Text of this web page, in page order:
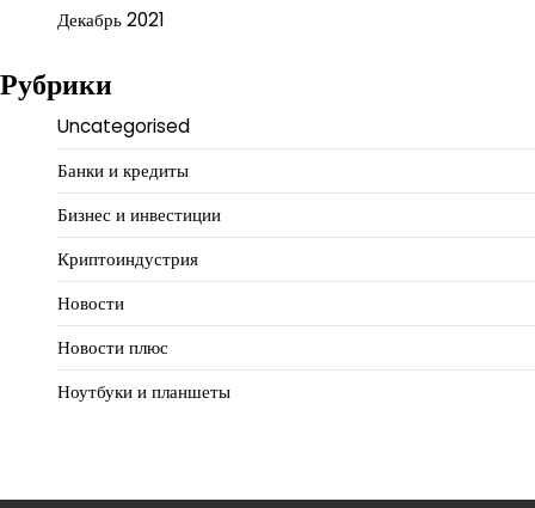
Декабрь 2021
Рубрики
Uncategorised
Банки и кредиты
Бизнес и инвестиции
Криптоиндустрия
Новости
Новости плюс
Ноутбуки и планшеты